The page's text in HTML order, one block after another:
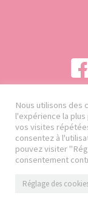
Nous utilisons des
l'expérience la
vos visites
consentez à
pouvez visiter
consentement
Réglage des